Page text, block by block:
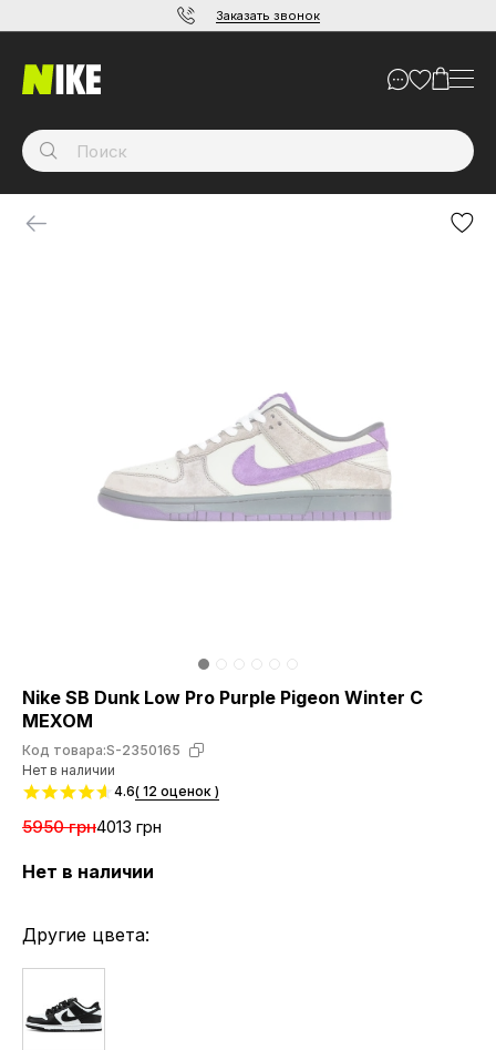
Заказать звонок
Nike SB Dunk Low Pro Purple Pigeon Winter С
МЕХОМ
Код товара:S-2350165
Нет в наличии
4.6( 12 оценок )
5950 грн4013 грн
Нет в наличии
Другие цвета: